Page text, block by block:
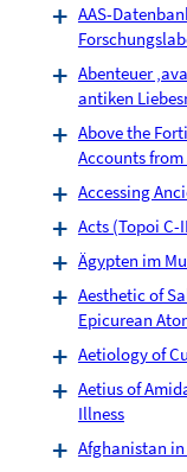
AAS-
Abenteuer
antiken
Above the
Accounts
Accessing
Acts (Topoi C-
Ägypten im
Aesthetic of
Epicurean
Aetiology of
Aetius of
Illness
Afghanistan in